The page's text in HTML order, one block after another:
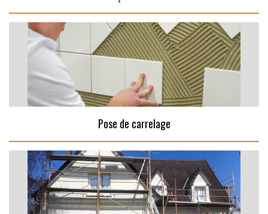
Pose de carrelage